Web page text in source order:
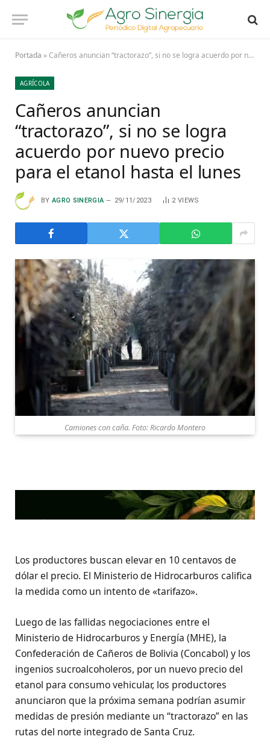
Portada »Cañeros anuncian “tractorazo”, si no se logra acuerdo por nuevo precio para el etanol hasta el lunes
AGRÍCOLA
Cañeros anuncian
“tractorazo”, si no se logra
acuerdo por nuevo precio
para el etanol hasta el lunes
BY AGRO SINERGIA 29/11/2023 2 VIEWS
Camiones con caña. Foto: Ricardo Montero
Los productores buscan elevar en 10 centavos de
dólar el precio. El Ministerio de Hidrocarburos califica
la medida como un intento de «tarifazo».
Luego de las fallidas negociaciones entre el
Ministerio de Hidrocarburos y Energía (MHE), la
Confederación de Cañeros de Bolivia (Concabol) y los
ingenios sucroalcoholeros, por un nuevo precio del
etanol para consumo vehicular, los productores
anunciaron que la próxima semana podrían asumir
medidas de presión mediante un “tractorazo” en las
rutas del norte integrado de Santa Cruz.